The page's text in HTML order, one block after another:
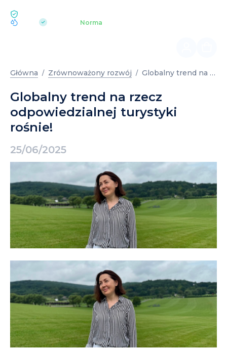
| Norma
Główna Zrównoważony rozwój Globalny trend na rzecz odpowiedzialnej turystyki rośnie!
Globalny trend na rzecz
odpowiedzialnej turystyki
rośnie!
25/06/2025